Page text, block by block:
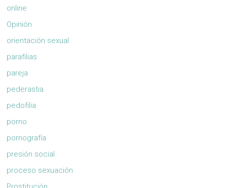
online
Opinión
orientación sexual
parafilias
pareja
pederastia
pedofilia
porno
pornografía
presión social
proceso sexuación